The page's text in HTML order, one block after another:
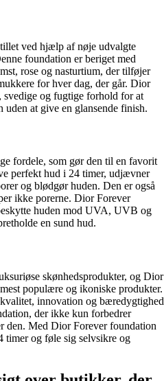
ved hjælp af nøje udvalgte
foundation er beriget med
rose og nasturtium, der tilføjer
for hver dag, der går. Dior
svedige og fugtige forhold for at
uden at give en glansende finish.
fordele, som gør den til en favorit
perfekt hud i 24 timer, udjævner
og blødgør huden. Den er også
ikke porerne. Dior Forever
huden mod UVA, UVB og
en sund hud.
skønhedsprodukter, og Dior
populære og ikoniske produkter.
innovation og bæredygtighed
der ikke kun forbedrer
den. Med Dior Forever foundation
timer og føle sig selvsikre og